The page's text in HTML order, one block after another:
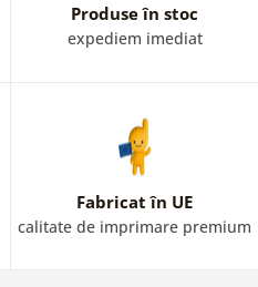
Produse în stoc
expediem imediat
Fabricat în UE
calitate de imprimare premium